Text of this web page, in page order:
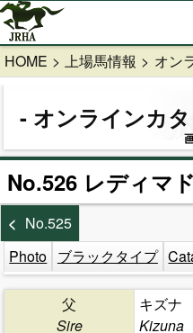
HOME 上場馬情報 オン
オンラインカ
No.526 レディマ
No.525
Photo ブラックタイプ
父
Sire
キズナ
Kizuna